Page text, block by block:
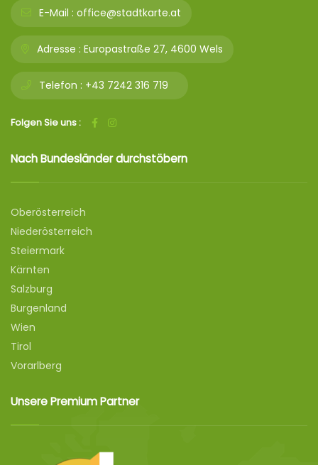
E-Mail : office@stadtkarte.at
Adresse : Europastraße 27, 4600 Wels
Telefon : +43 7242 316 719
Folgen Sie uns :
Nach Bundesländer durchstöbern
Oberösterreich
Niederösterreich
Steiermark
Kärnten
Salzburg
Burgenland
Wien
Tirol
Vorarlberg
Unsere Premium Partner